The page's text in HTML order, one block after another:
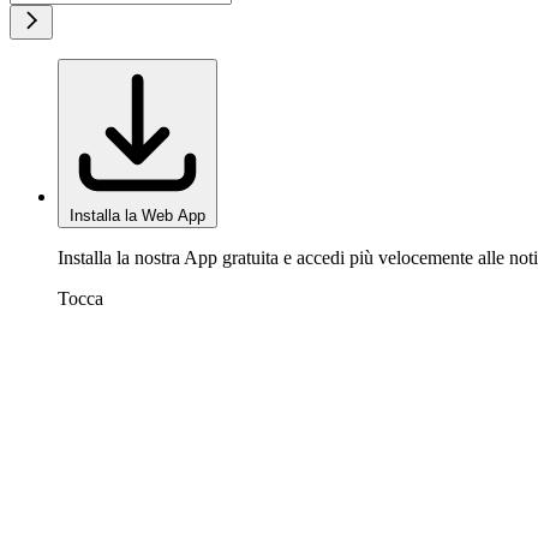
Installa la Web App
Installa la nostra App gratuita e accedi più velocemente alle
Tocca